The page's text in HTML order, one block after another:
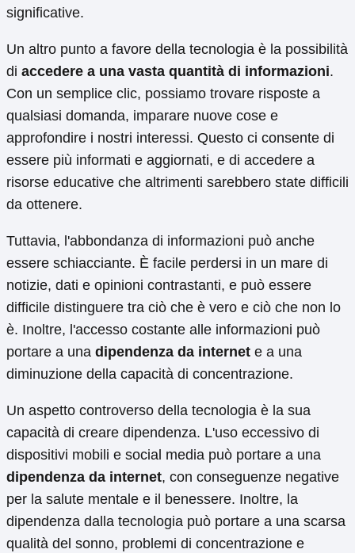
significative.
Un altro punto a favore della tecnologia è la possibilità
di accedere a una vasta quantità di informazioni.
Con un semplice clic, possiamo trovare risposte a
qualsiasi domanda, imparare nuove cose e
approfondire i nostri interessi. Questo ci consente di
essere più informati e aggiornati, e di accedere a
risorse educative che altrimenti sarebbero state difficili
da ottenere.
Tuttavia, l'abbondanza di informazioni può anche
essere schiacciante. È facile perdersi in un mare di
notizie, dati e opinioni contrastanti, e può essere
difficile distinguere tra ciò che è vero e ciò che non lo
è. Inoltre, l'accesso costante alle informazioni può
portare a una dipendenza da internet e a una
diminuzione della capacità di concentrazione.
Un aspetto controverso della tecnologia è la sua
capacità di creare dipendenza. L'uso eccessivo di
dispositivi mobili e social media può portare a una
dipendenza da internet, con conseguenze negative
per la salute mentale e il benessere. Inoltre, la
dipendenza dalla tecnologia può portare a una scarsa
qualità del sonno, problemi di concentrazione e